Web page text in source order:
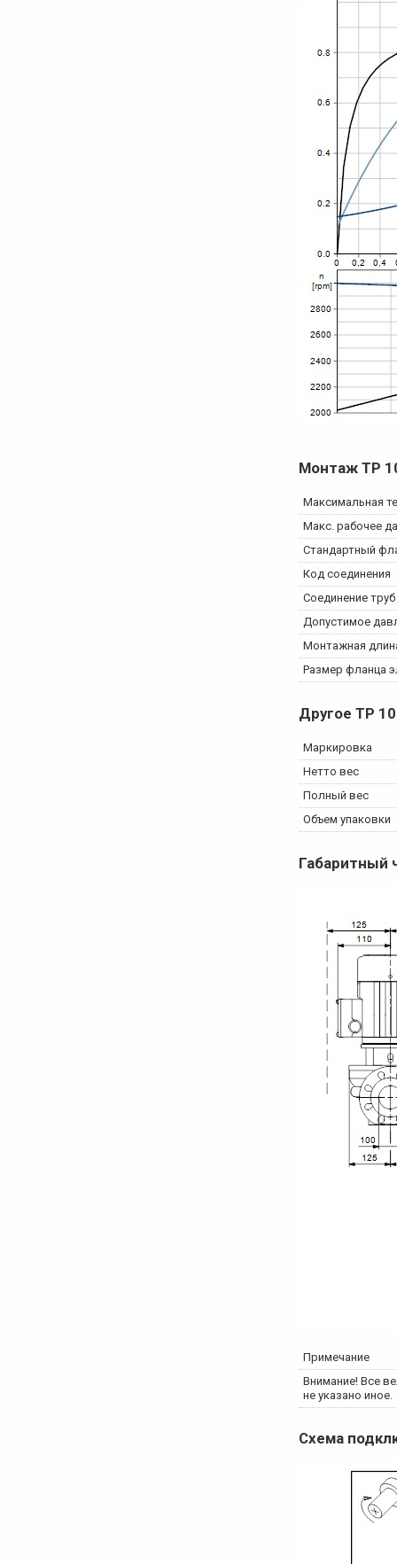
Монтаж TP
Максимальная
Макс. рабочее
Стандартный
Код соединения
Соединение труб
Допустимое
Монтажная
Размер фланца
Другое TP
Маркировка
Нетто вес
Полный вес
Объем упаковки
Габаритный
Примечание
Внимание! Все
не указано иное.
Схема